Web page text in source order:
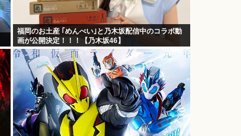
福岡のお土産 ｢めんべい｣と乃木坂配信中のコラボ動
画が公開決定！！！【乃木坂46】